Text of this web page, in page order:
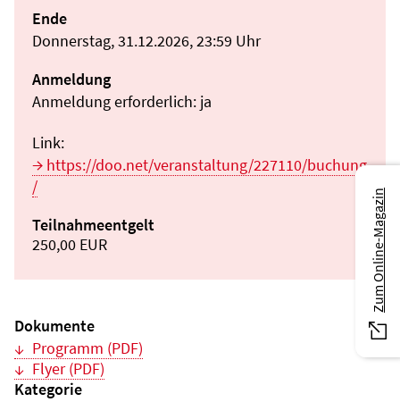
Ende
Donnerstag, 31.12.2026, 23:59 Uhr
Anmeldung
Anmeldung erforderlich: ja
Link:
https://doo.net/veranstaltung/227110/buchung
/
Teilnahmeentgelt
250,00 EUR
Dokumente
Programm (PDF)
Flyer (PDF)
Kategorie
Zum Online-Magazin